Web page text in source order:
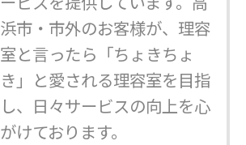
浜市・市外のお客様が、理容
室と言ったら「ちょきちょ
き」と愛される理容室を目指
し、日々サービスの向上を心
がけております。